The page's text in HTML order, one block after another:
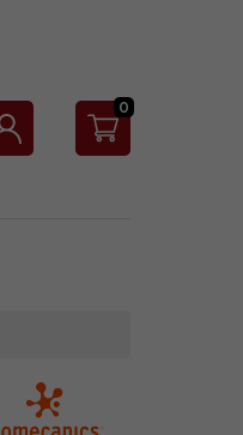
0